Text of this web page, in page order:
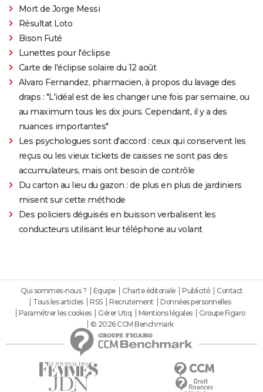
Mort de Jorge Messi
Résultat Loto
Bison Futé
Lunettes pour l'éclipse
Carte de l'éclipse solaire du 12 août
Alvaro Fernandez, pharmacien, à propos du lavage des
draps : "L'idéal est de les changer une fois par semaine, ou
au maximum tous les dix jours. Cependant, il y a des
nuances importantes"
Les psychologues sont d'accord : ceux qui conservent les
reçus ou les vieux tickets de caisses ne sont pas des
accumulateurs, mais ont besoin de contrôle
Du carton au lieu du gazon : de plus en plus de jardiniers
misent sur cette méthode
Des policiers déguisés en buisson verbalisent les
conducteurs utilisant leur téléphone au volant
Qui sommes-nous ? Equipe Charte éditoriale Publicité
Contact
Tous les articles
RSS Recrutement
Données personnelles
Paramétrer les cookies
Gérer Utiq Mentions légales
Groupe Figaro
© 2026 CCM Benchmark